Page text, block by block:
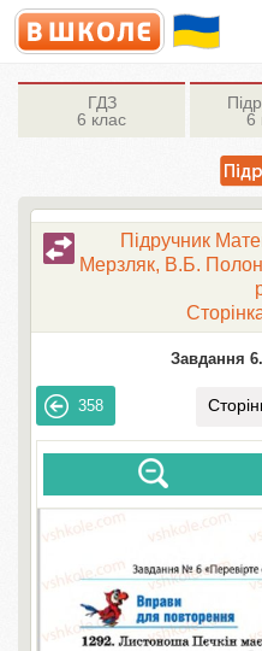
ГДЗ
6 клас
6
Підручник
Мерзляк, В.Б.
Завдання
358